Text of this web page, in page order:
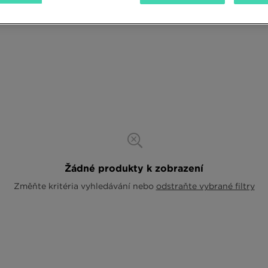
Žádné produkty k zobrazení
Změňte kritéria vyhledávání nebo odstraňte vybrané filtry